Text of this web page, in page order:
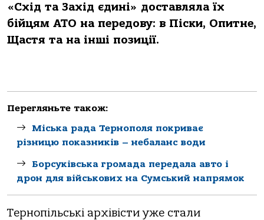
«Схід та Захід єдині» доставляла їх
бійцям АТО на передову: в Піски, Опитне,
Щастя та на інші позиції.
Перегляньте також:
Міська рада Тернополя покриває
різницю показників – небаланс води
Борсуківська громада передала авто і
дрон для військових на Сумський напрямок
Тернопільські архівісти уже стали